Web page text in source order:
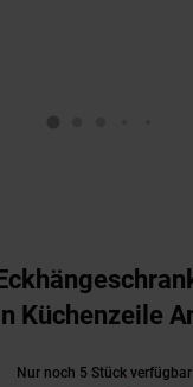
Küchenzeile
Nur noch 5 Stück verfügbar